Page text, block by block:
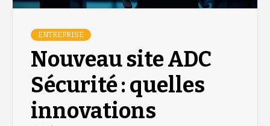
ENTREPRISE
Nouveau site ADC
Sécurité : quelles
innovations